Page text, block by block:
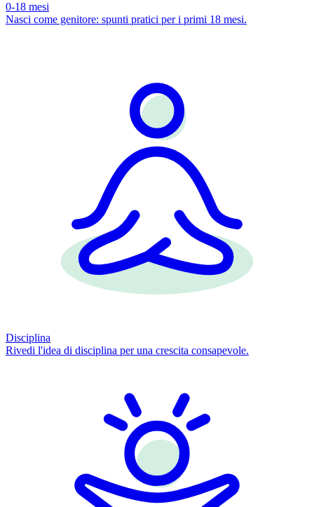
0-18 mesi
Nasci come genitore: spunti pratici per i primi 18 mesi.
Disciplina
Rivedi l'idea di disciplina per una crescita consapevole.